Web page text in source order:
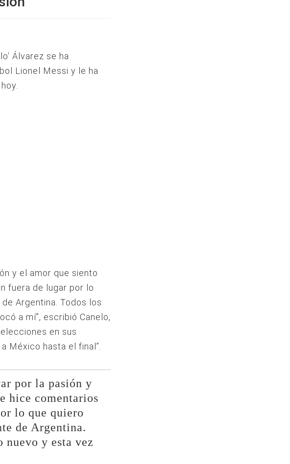
Álvarez se ha
Lionel Messi y le ha
y el amor que siento
fuera de lugar por lo
Argentina. Todos los
a mí”, escribió Canelo,
en sus
México hasta el final”.
por la pasión y
hice comentarios
lo que quiero
de Argentina.
nuevo y esta vez